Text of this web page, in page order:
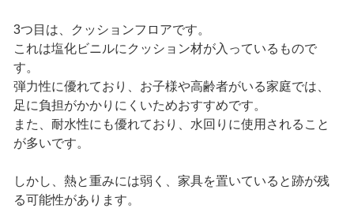
3つ目は、クッションフロアです。
これは塩化ビニルにクッション材が入っているもので
す。
弾力性に優れており、お子様や高齢者がいる家庭では、
足に負担がかかりにくいためおすすめです。
また、耐水性にも優れており、水回りに使用されること
が多いです。
しかし、熱と重みには弱く、家具を置いていると跡が残
る可能性があります。